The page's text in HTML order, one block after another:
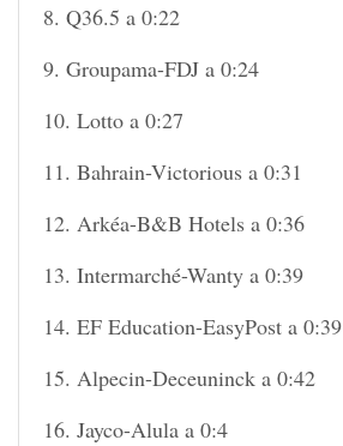
8. Q36.5 a 0:22
9. Groupama-FDJ a 0:24
10. Lotto a 0:27
11. Bahrain-Victorious a 0:31
12. Arkéa-B&B Hotels a 0:36
13. Intermarché-Wanty a 0:39
14. EF Education-EasyPost a 0:39
15. Alpecin-Deceuninck a 0:42
16. Jayco-Alula a 0:4